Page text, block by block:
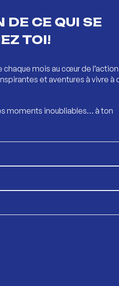
DE CE QUI SE
TOI!
mois au cœur de l’action
et aventures à vivre à
moments inoubliables… à ton